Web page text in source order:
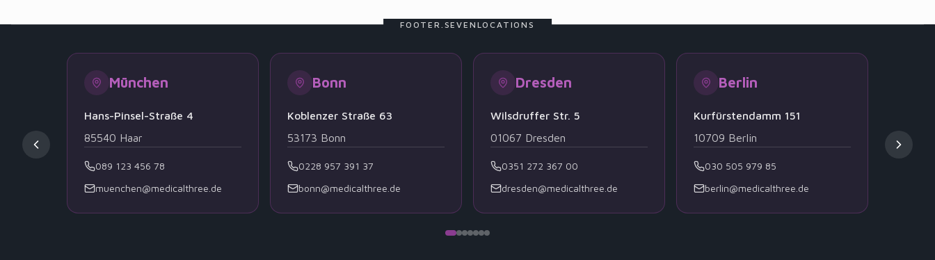
FOOTER.SEVENLOCATIONS
München
Hans-Pinsel-Straße 4
85540 Haar
089 123 456 78
muenchen@medicalthree.de
Bonn
Koblenzer Straße 63
53173 Bonn
0228 957 391 37
bonn@medicalthree.de
Dresden
Wilsdruffer Str. 5
01067 Dresden
0351 272 367 00
dresden@medicalthree.de
Berlin
Kurfürstendamm 151
10709 Berlin
030 505 979 85
berlin@medicalthree.de
20354